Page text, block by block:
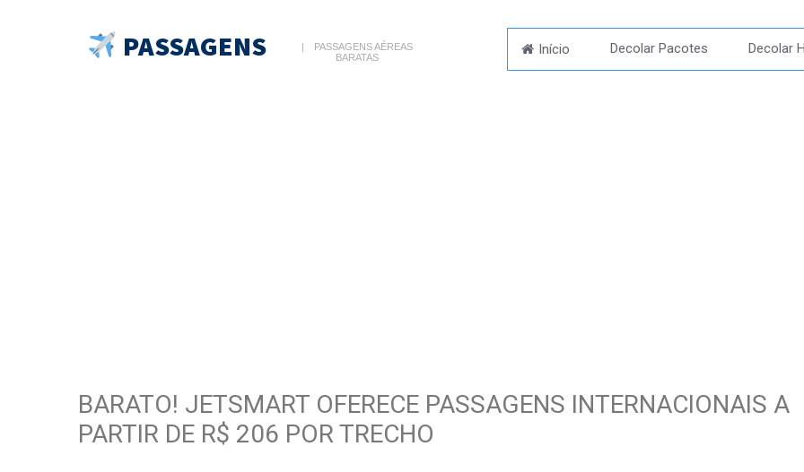
PASSAGENS
PASSAGENS AÉREAS
BARATAS
Início Decolar Pacotes Decolar
BARATO! JETSMART OFERECE PASSAGENS INTERNACIONAIS A
PARTIR DE R$ 206 POR TRECHO